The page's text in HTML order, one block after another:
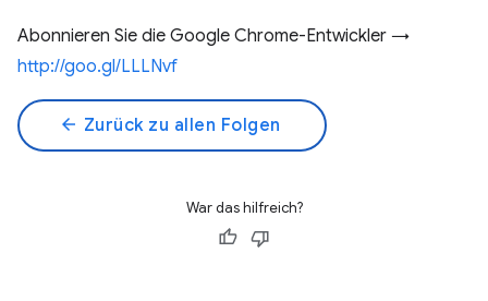
Abonnieren Sie die Google Chrome-Entwickler →
http://goo.gl/LLLNvf
arrow_back Zurück zu allen Folgen
War das hilfreich?